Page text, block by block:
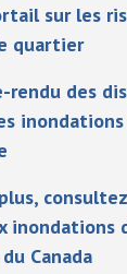
sur les
quartier
rendu des
inondations
Canada